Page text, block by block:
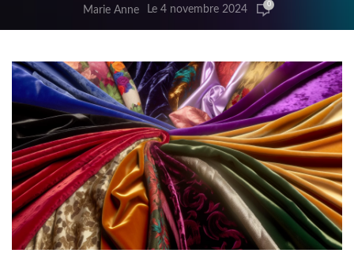
Marie Anne Le 4 novembre 2024 0